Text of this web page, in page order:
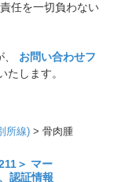
任を一切負わない
お問い合わせフ
します。
所線) > 骨肉腫